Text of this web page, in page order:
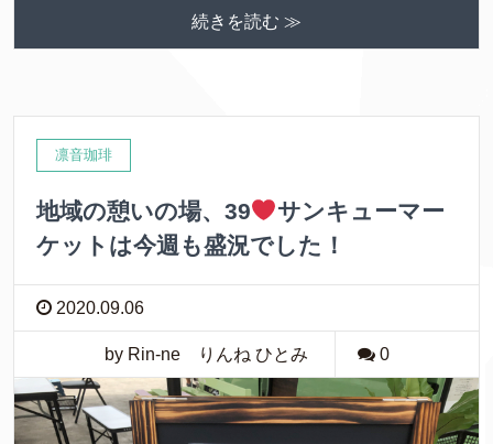
続きを読む ≫
凛音珈琲
地域の憩いの場、39
サンキューマー
ケットは今週も盛況でした！
2020.09.06
by Rin-ne りんね ひとみ 0